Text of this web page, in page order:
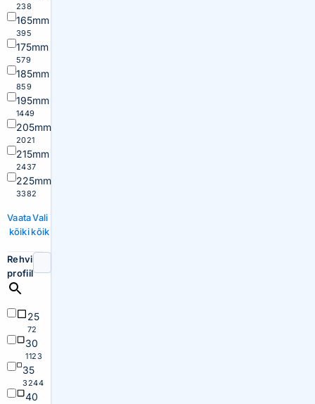
238
165mm
395
175mm
579
185mm
859
195mm
1449
205mm
2021
215mm
2437
225mm
3382
Vaata
kõiki
Vali
kõik
Rehvi
profiil
25
72
30
1123
35
3244
40